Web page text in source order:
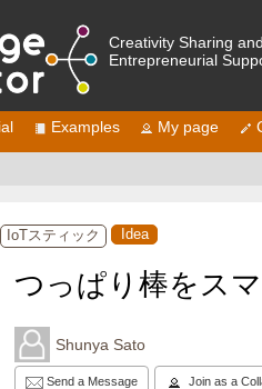
Creativity Sharing
Entrepreneurial
Examples My page
IoTスティック Idea
つっぱり棒をス
Shunya Sato
Send a Message Join as a